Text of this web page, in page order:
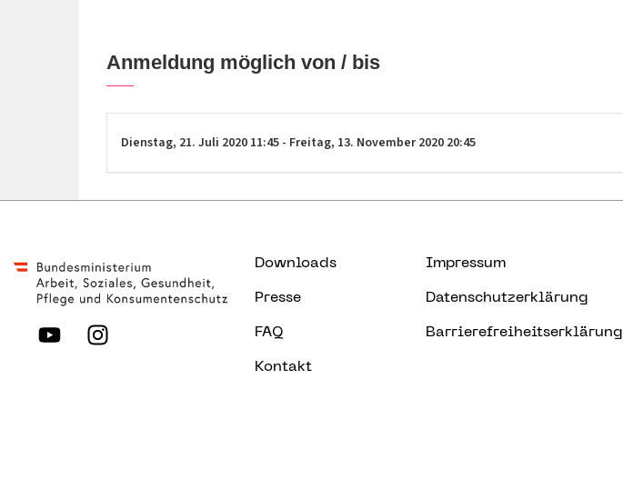
Anmeldung möglich von / bis
Dienstag, 21. Juli 2020 11:45 - Freitag, 13. November 2020 20:45
Downloads
Presse
FAQ
Kontakt
Impressum
Datenschutzerklärung
Barrierefreiheitserklärung